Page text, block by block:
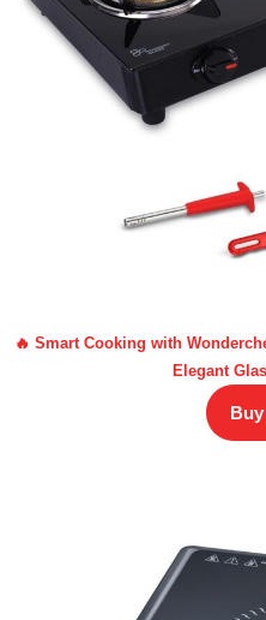
🔥 Smart Cooking with
Elegant